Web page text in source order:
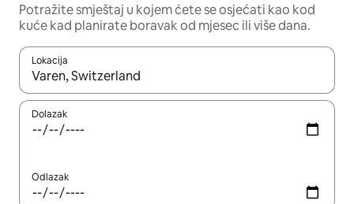
Potražite smještaj u kojem ćete se osjećati kao kod
kuće kad planirate boravak od mjesec ili više dana.
Lokacija
Kada budu dostupni rezultati, moći ćete ih pregledati
Dolazak
Odlazak